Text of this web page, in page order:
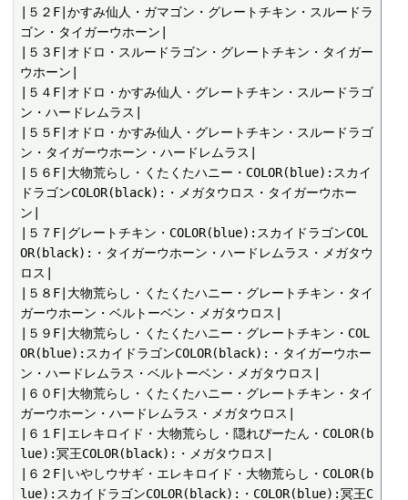
|５２F|かすみ仙人・ガマゴン・グレートチキン・スルードラ
ゴン・タイガーウホーン|
|５３F|オドロ・スルードラゴン・グレートチキン・タイガー
ウホーン|
|５４F|オドロ・かすみ仙人・グレートチキン・スルードラゴ
ン・ハードレムラス|
|５５F|オドロ・かすみ仙人・グレートチキン・スルードラゴ
ン・タイガーウホーン・ハードレムラス|
|５６F|大物荒らし・くたくたハニー・COLOR(blue):スカイ
ドラゴンCOLOR(black):・メガタウロス・タイガーウホー
ン|
|５７F|グレートチキン・COLOR(blue):スカイドラゴンCOL
OR(black):・タイガーウホーン・ハードレムラス・メガタウ
ロス|
|５８F|大物荒らし・くたくたハニー・グレートチキン・タイ
ガーウホーン・ベルトーベン・メガタウロス|
|５９F|大物荒らし・くたくたハニー・グレートチキン・COL
OR(blue):スカイドラゴンCOLOR(black):・タイガーウホー
ン・ハードレムラス・ベルトーベン・メガタウロス|
|６０F|大物荒らし・くたくたハニー・グレートチキン・タイ
ガーウホーン・ハードレムラス・メガタウロス|
|６１F|エレキロイド・大物荒らし・隠れぴーたん・COLOR(b
lue):冥王COLOR(black):・メガタウロス|
|６２F|いやしウサギ・エレキロイド・大物荒らし・COLOR(b
lue):スカイドラゴンCOLOR(black):・COLOR(blue):冥王C